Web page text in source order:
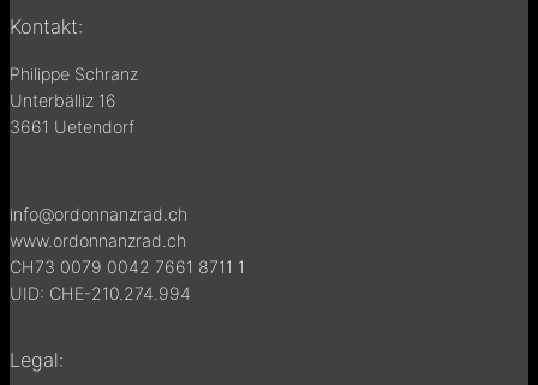
Kontakt:
Philippe Schranz
Unterbälliz 16
3661 Uetendorf
info@ordonnanzrad.ch
www.ordonnanzrad.ch
CH73 0079 0042 7661 8711 1
UID: CHE-210.274.994
Legal: